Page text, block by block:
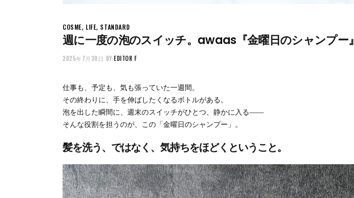
COSME, LIFE, STANDARD
週に一度の泡のスイッチ。awaas『金曜日のシャンプー』
2025年7月30日 BYEDITOR F
仕事も、予定も、気も張っていた一週間。
その終わりに、手を伸ばしたくなるボトルがある。
泡を出した瞬間に、週末のスイッチがひとつ、静かに入る——
そんな役割を担うのが、この「金曜日のシャンプー」。
髪を洗う、ではなく、気持ちをほどくということ。